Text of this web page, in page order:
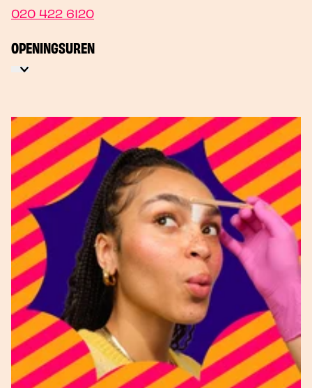
020 422 6120
OPENINGSUREN